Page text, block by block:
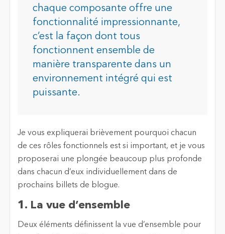
chaque composante offre une
fonctionnalité impressionnante,
c’est la façon dont tous
fonctionnent ensemble de
manière transparente dans un
environnement intégré qui est
puissante.
Je vous expliquerai brièvement pourquoi chacun
de ces rôles fonctionnels est si important, et je vous
proposerai une plongée beaucoup plus profonde
dans chacun d’eux individuellement dans de
prochains billets de blogue.
1. La vue d’ensemble
Deux éléments définissent la vue d’ensemble pour